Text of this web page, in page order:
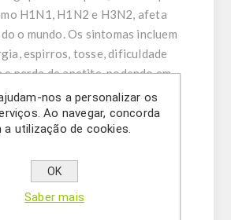
H1N1, H1N2 e H3N2, afeta
o mundo. Os sintomas incluem
espirros, tosse, dificuldade
perda de apetite, podendo em
aborto. Apesar de existir
de transmissão do vírus dos
humanos, tal é pouco comum e
A infeção suína pode levar à
e fraco crescimento, resultando
nos a personalizar os
Ao navegar, concorda
a utilização de cookies.
OK
Saber mais